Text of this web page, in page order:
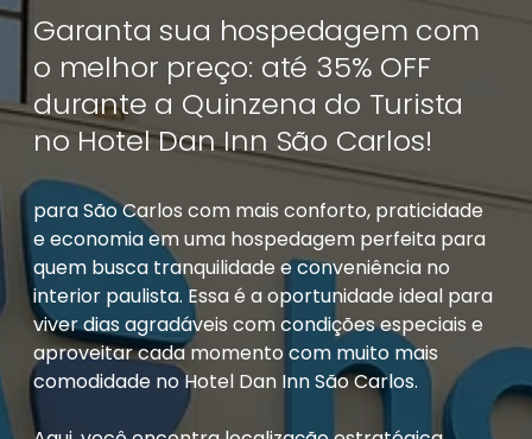
Garanta sua hospedagem com
o melhor preço: até 35% OFF
durante a Quinzena do Turista
no Hotel Dan Inn São Carlos!
para São Carlos com mais conforto, praticidade
e economia em uma hospedagem perfeita para
quem busca tranquilidade e conveniência no
interior paulista. Essa é a oportunidade ideal para
viver dias agradáveis com condições especiais e
aproveitar cada momento com muito mais
comodidade no Hotel Dan Inn São Carlos.